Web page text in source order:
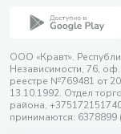
ООО «Кравт».
Независимости, 76,
реестре №769481 от
13.10.1992. Отдел
района,
принимаются: